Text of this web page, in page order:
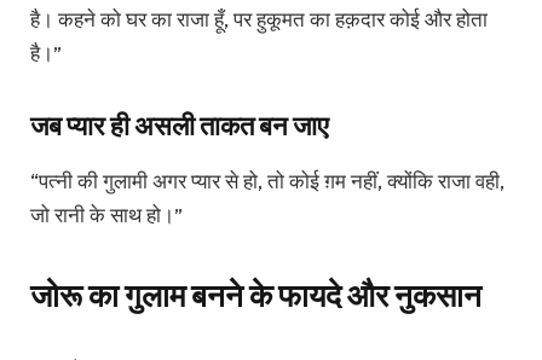
है। कहने को घर का राजा हूँ, पर हुकूमत का हक़दार कोई और होता
है।”
जब प्यार ही असली ताकत बन जाए
“पत्नी की गुलामी अगर प्यार से हो, तो कोई ग़म नहीं, क्योंकि राजा वही,
जो रानी के साथ हो।”
जोरू का गुलाम बनने के फायदे और नुकसान